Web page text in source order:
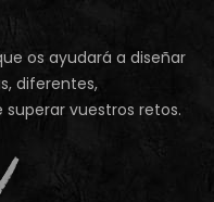
os ayudará a diseñar
diferentes,
vuestros retos.